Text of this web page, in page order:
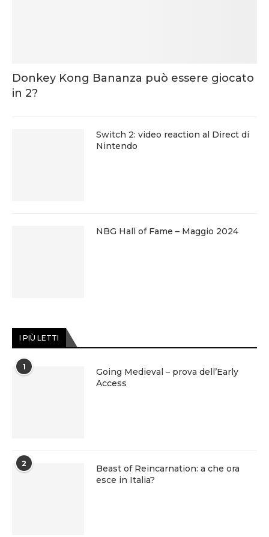
Donkey Kong Bananza può essere giocato
in 2?
Switch 2: video reaction al Direct di
Nintendo
NBG Hall of Fame – Maggio 2024
I PIÙ LETTI
1
Going Medieval – prova dell’Early
Access
2
Beast of Reincarnation: a che ora
esce in Italia?